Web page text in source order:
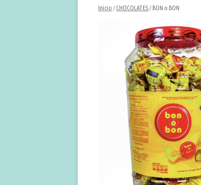
Inicio / CHOCOLATES/ BON o BON